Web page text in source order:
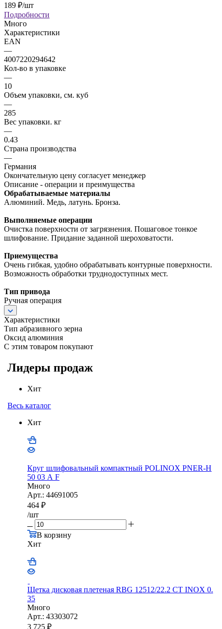
189 ₽/шт
Подробности
Много
Характеристики
EAN
—
4007220294642
Кол-во в упаковке
—
10
Объем упаковки, см. куб
—
285
Вес упаковки. кг
—
0.43
Страна производства
—
Германия
Окончательную цену согласует менеджер
Описание - операции и преимущества
Обрабатываемые материалы
Алюминий. Медь, латунь. Бронза.
Выполняемые операции
Очистка поверхности от загрязнения. Пошаговое тонкое
шлифование. Придание заданной шероховатости.
Приемущества
Очень гибкая, удобно обрабатывать контурные поверхности.
Возможность обработки труднодоступных мест.
Тип привода
Ручная операция
Характеристики
Тип абразивного зерна
Оксид алюминия
С этим товаром покупают
Лидеры продаж
Хит
Весь каталог
Хит
Круг шлифовальный компактный POLINOX PNER-Н
50 03 А F
Много
Арт.: 44691005
464 ₽
/шт
В корзину
Хит
Щетка дисковая плетеная RBG 12512/22.2 CТ INOX 0.
35
Много
Арт.: 43303072
3 725 ₽